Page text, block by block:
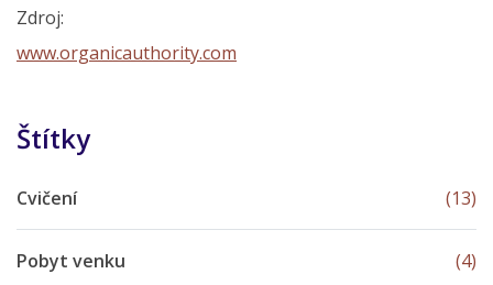
Zdroj:
www.organicauthority.com
Štítky
Cvičení (13)
Pobyt venku (4)